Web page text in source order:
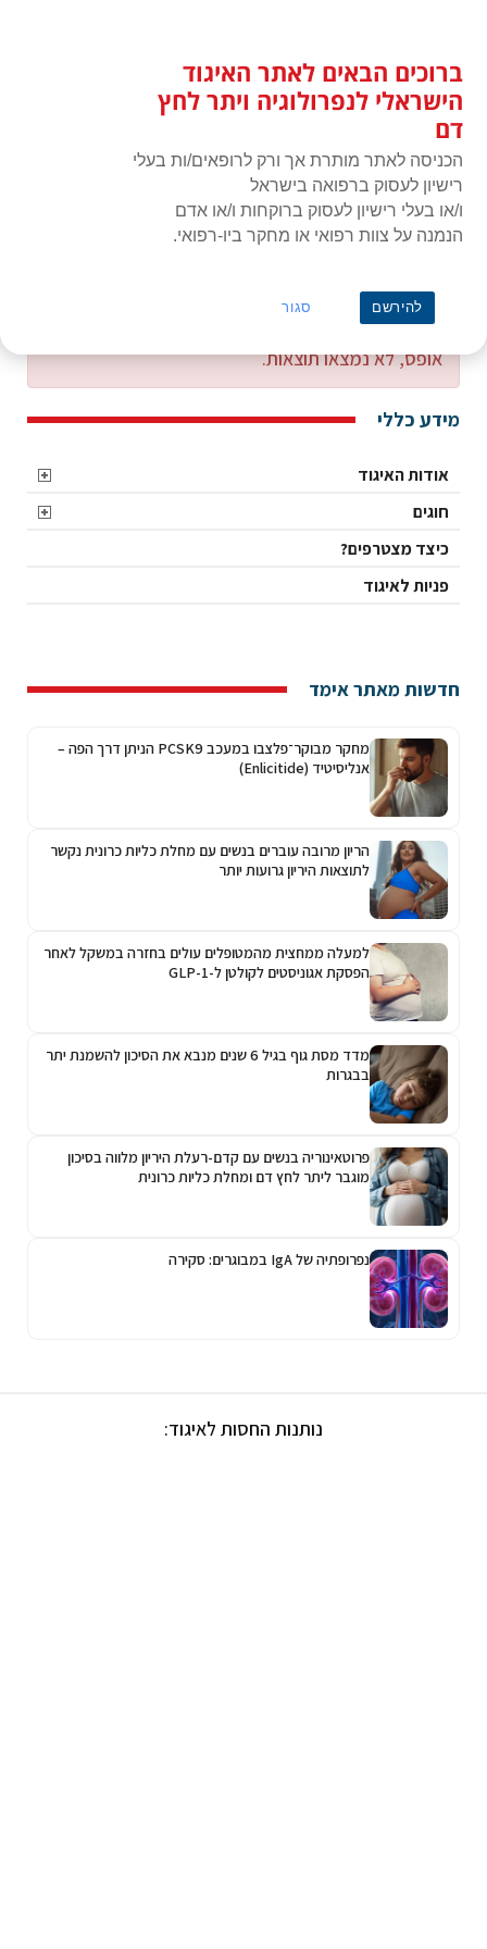
האיגוד הישראלי לנפרולוגיה ויתר
לחץ דם
עלוני תרופות
אופס, לא נמצאו תוצאות.
מידע כללי
אודות האיגוד
חוגים
כיצד מצטרפים?
פניות לאיגוד
חדשות מאתר אימד
מחקר מבוקר־פלצבו במעכב PCSK9 הניתן דרך הפה –
אנליסיטיד (Enlicitide)
הריון מרובה עוברים בנשים עם מחלת כליות כרונית נקשר
לתוצאות היריון גרועות יותר
למעלה ממחצית מהמטופלים עולים בחזרה במשקל לאחר
הפסקת אגוניסטים לקולטן ל-GLP-1
מדד מסת גוף בגיל 6 שנים מנבא את הסיכון להשמנת יתר
בבגרות
פרוטאינוריה בנשים עם קדם-רעלת היריון מלווה בסיכון
מוגבר ליתר לחץ דם ומחלת כליות כרונית
נפרופתיה של IgA במבוגרים: סקירה
נותנות החסות לאיגוד:
ברוכים הבאים לאתר האיגוד
הישראלי לנפרולוגיה ויתר לחץ
דם
הכניסה לאתר מותרת אך ורק לרופאים/ות בעלי
רישיון לעסוק ברפואה בישראל
ו/או בעלי רישיון לעסוק ברוקחות ו/או אדם
הנמנה על צוות רפואי או מחקר ביו-רפואי.
להירשם סגור